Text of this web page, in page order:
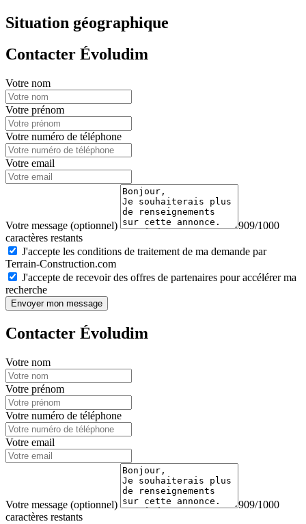
Situation géographique
Contacter Évoludim
Votre nom
Votre prénom
Votre numéro de téléphone
Votre email
Votre message (optionnel)
909/1000
caractères restants
J'accepte les conditions de traitement de ma demande par
Terrain-Construction.com
J'accepte de recevoir des offres de partenaires pour accélérer ma
recherche
Envoyer mon message
Contacter Évoludim
Votre nom
Votre prénom
Votre numéro de téléphone
Votre email
Votre message (optionnel)
909/1000
caractères restants